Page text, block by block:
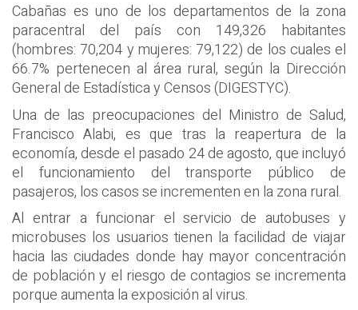
Cabañas es uno de los departamentos de la zona
paracentral del país con 149,326 habitantes
(hombres: 70,204 y mujeres: 79,122) de los cuales el
66.7% pertenecen al área rural, según la Dirección
General de Estadística y Censos (DIGESTYC).
Una de las preocupaciones del Ministro de Salud,
Francisco Alabi, es que tras la reapertura de la
economía, desde el pasado 24 de agosto, que incluyó
el funcionamiento del transporte público de
pasajeros, los casos se incrementen en la zona rural.
Al entrar a funcionar el servicio de autobuses y
microbuses los usuarios tienen la facilidad de viajar
hacia las ciudades donde hay mayor concentración
de población y el riesgo de contagios se incrementa
porque aumenta la exposición al virus.